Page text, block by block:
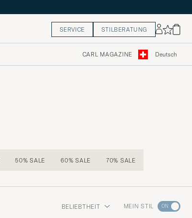
SERVICE STILBERATUNG
CARL MAGAZINE Deutsch
50% SALE 60% SALE 70% SALE
BELIEBTHEIT MEIN STIL Wechseln